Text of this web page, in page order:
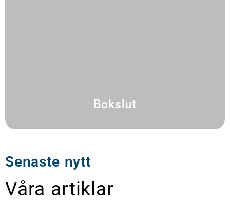
Bokslut
Senaste nytt
Våra artiklar